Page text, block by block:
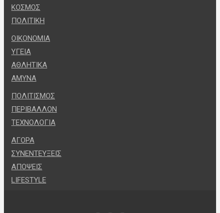
ΚΟΣΜΟΣ
ΠΟΛΙΤΙΚΗ
ΟΙΚΟΝΟΜΙΑ
ΥΓΕΙΑ
ΑΘΛΗΤΙΚΑ
ΑΜΥΝΑ
ΠΟΛΙΤΙΣΜΟΣ
ΠΕΡΙΒΑΛΛΟΝ
ΤΕΧΝΟΛΟΓΙΑ
ΑΓΟΡΑ
ΣΥΝΕΝΤΕΥΞΕΙΣ
ΑΠΟΨΕΙΣ
LIFESTYLE